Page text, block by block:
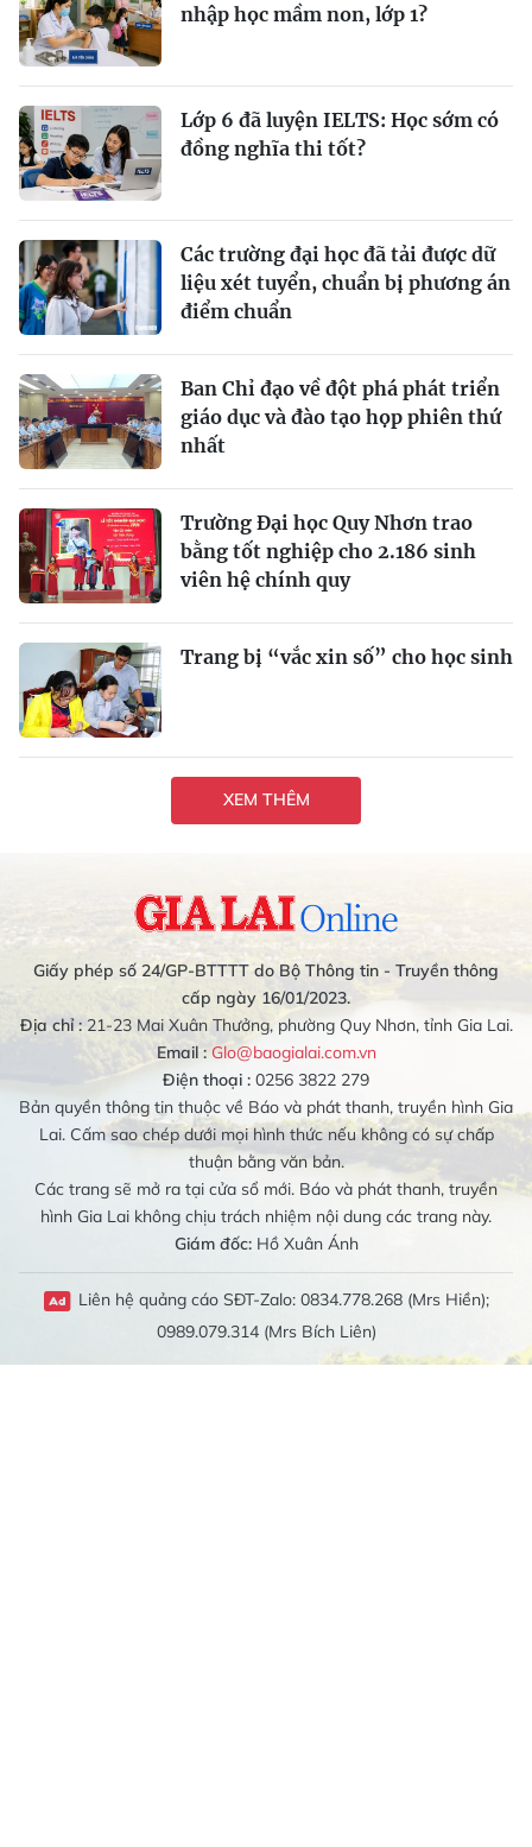
nhập học mầm non, lớp 1?
Lớp 6 đã luyện IELTS: Học sớm có
đồng nghĩa thi tốt?
Các trường đại học đã tải được dữ
liệu xét tuyển, chuẩn bị phương án
điểm chuẩn
Ban Chỉ đạo về đột phá phát triển
giáo dục và đào tạo họp phiên thứ
nhất
Trường Đại học Quy Nhơn trao
bằng tốt nghiệp cho 2.186 sinh
viên hệ chính quy
Trang bị “vắc xin số” cho học sinh
XEM THÊM
Giấy phép số 24/GP-BTTTT do Bộ Thông tin - Truyền thông
cấp ngày 16/01/2023.
Địa chỉ :21-23 Mai Xuân Thưởng, phường Quy Nhơn, tỉnh Gia Lai.
Email : Glo@baogialai.com.vn
Điện thoại : 0256 3822 279
Bản quyền thông tin thuộc về Báo và phát thanh, truyền hình Gia
Lai. Cấm sao chép dưới mọi hình thức nếu không có sự chấp
thuận bằng văn bản.
Các trang sẽ mở ra tại cửa sổ mới. Báo và phát thanh, truyền
hình Gia Lai không chịu trách nhiệm nội dung các trang này.
Giám đốc:Hồ Xuân Ánh
Liên hệ quảng cáo SĐT-Zalo: 0834.778.268 (Mrs Hiền);
0989.079.314 (Mrs Bích Liên)